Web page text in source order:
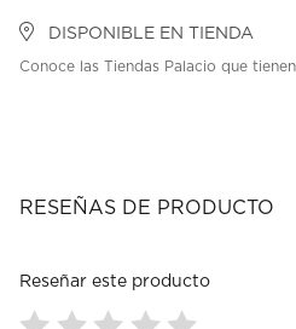
DISPONIBLE EN TIENDA
Conoce las Tiendas Palacio que
RESEÑAS DE PRODUCTO
Reseñar este producto